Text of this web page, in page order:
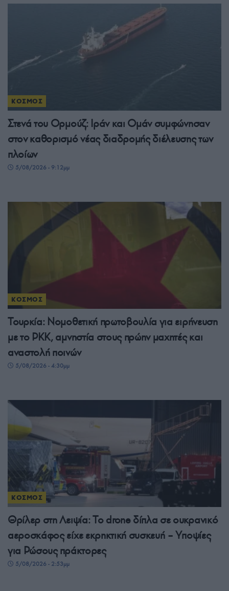
ΚΟΣΜΟΣ
Στενά του Ορμούζ: Ιράν και Ομάν συμφώνησαν
στον καθορισμό νέας διαδρομής διέλευσης των
πλοίων
5/08/2026 - 9:12μμ
ΚΟΣΜΟΣ
Τουρκία: Νομοθετική πρωτοβουλία για ειρήνευση
με το PKK, αμνηστία στους πρώην μαχητές και
αναστολή ποινών
5/08/2026 - 4:30μμ
ΚΟΣΜΟΣ
Θρίλερ στη Λειψία: Το drone δίπλα σε ουκρανικό
αεροσκάφος είχε εκρηκτική συσκευή – Υποψίες
για Ρώσους πράκτορες
5/08/2026 - 2:53μμ